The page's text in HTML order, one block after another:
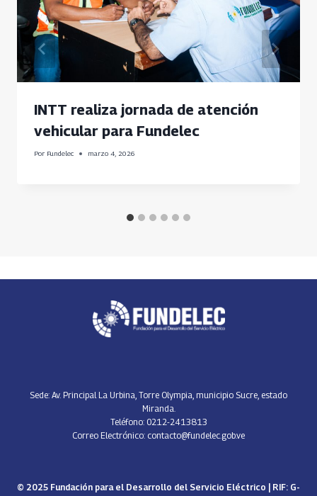
INTT realiza jornada de atención
vehicular para Fundelec
Por Fundelec marzo 4, 2026
Sede: Av. Principal La Urbina, Torre Olympia, municipio Sucre, estado
Miranda.
Teléfono: 0212-2413813
Correo Electrónico: contacto@fundelec.gob.ve
© 2025 Fundación para el Desarrollo del Servicio Eléctrico | RIF: G-